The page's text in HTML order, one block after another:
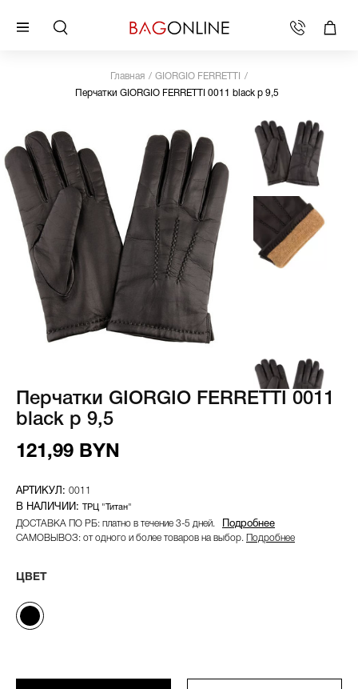
Главная
GIORGIO FERRETTI
Перчатки GIORGIO FERRETTI 0011 black р 9,5
Перчатки GIORGIO FERRETTI 0011
black р 9,5
121,99 BYN
0011
ТРЦ "Титан"
ДОСТАВКА ПО РБ: платно в течение 3-5 дней. Подробнее
САМОВЫВОЗ: от одного и более товаров на выбор. Подробнее
ЦВЕТ